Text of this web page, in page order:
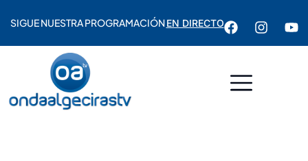
SIGUE NUESTRA PROGRAMACIÓNEN DIRECTO